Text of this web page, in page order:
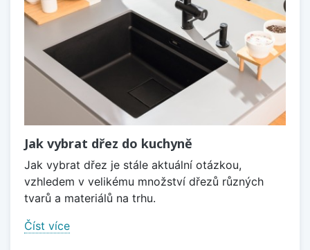
Jak vybrat dřez do kuchyně
Jak vybrat dřez je stále aktuální otázkou,
vzhledem v velikému množství dřezů různých
tvarů a materiálů na trhu.
Číst více